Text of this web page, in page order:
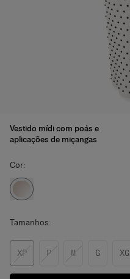
Vestido mídi com poás e
aplicações de miçangas
Cor:
Tamanhos:
XP P M G XG